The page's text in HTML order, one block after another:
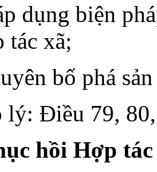
dụng biện
tác xã;
bố phá
lý: Điều 79,
hồi Hợp